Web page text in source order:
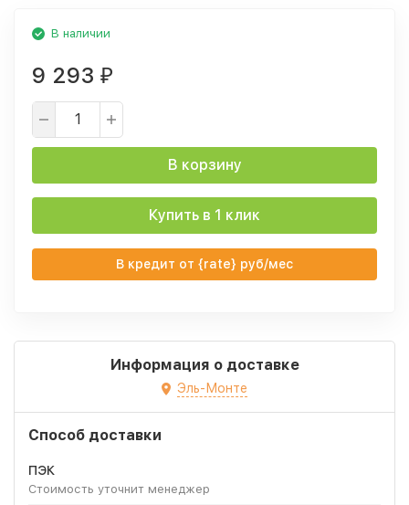
В наличии
9 293 ₽
В корзину
Купить в 1 клик
В кредит от {rate} руб/мес
Информация о доставке
Эль-Монте
Способ доставки
ПЭК
Стоимость уточнит менеджер